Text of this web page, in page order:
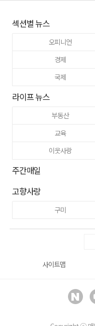
섹션별 뉴스
오피니언
경제
국제
라이프 뉴스
부동산
교육
이웃사랑
주간매일
고향사랑
구미
사이트맵